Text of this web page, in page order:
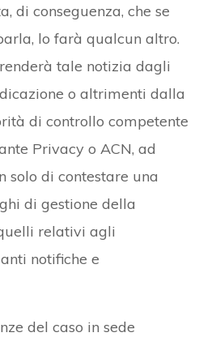
di conseguenza, che se
lo farà qualcun altro.
tale notizia dagli
o altrimenti dalla
di controllo competente
Privacy o ACN, ad
solo di contestare una
di gestione della
relativi agli
notifiche e
del caso in sede